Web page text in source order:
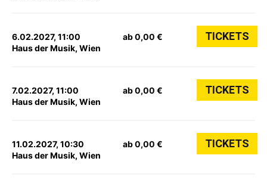
6.02.2027, 11:00
Haus der Musik, Wien
ab 0,00 € TICKETS
7.02.2027, 11:00
Haus der Musik, Wien
ab 0,00 € TICKETS
11.02.2027, 10:30
Haus der Musik, Wien
ab 0,00 € TICKETS